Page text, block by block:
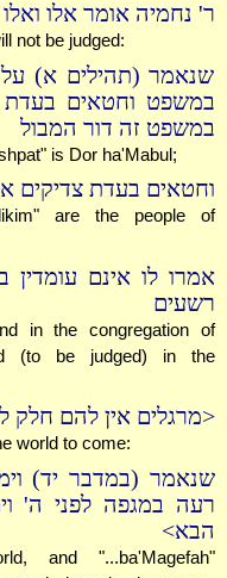
ר' נחמיה אומר אלו ואלו
not be judged:
שנאמר (תהילים א)
במשפט וחטאים בעדת
במשפט זה דור המבול
is Dor ha'Mabul;
וחטאים בעדת צדיקים
are the people of
אמרו לו אינם
רשעים
in the congregation of
(to be judged) in the
<מרגלים אין להם חלק
world to come:
שנאמר (במדבר יד)
רעה במגפה לפני ה'
הבא>
and "...ba'Magefah"